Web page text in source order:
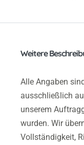
Weitere
Alle Angaben
ausschließlich
unserem
wurden. Wir
Vollständigkeit,